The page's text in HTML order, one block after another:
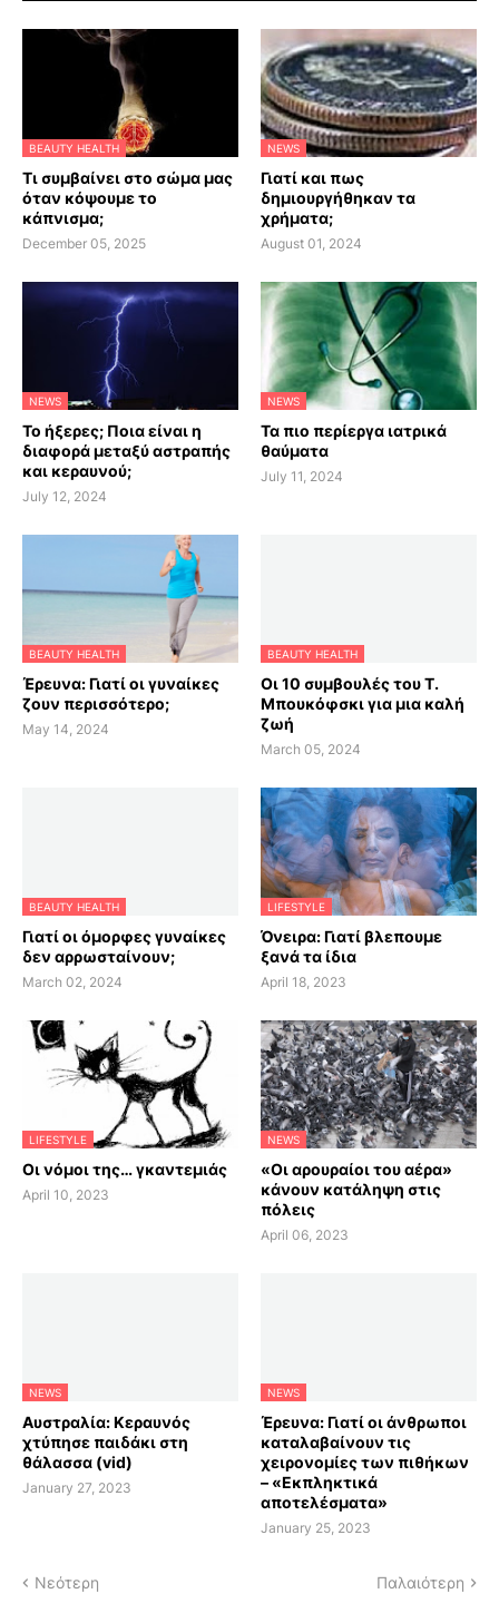
BEAUTY HEALTH
Τι συμβαίνει στο σώμα μας
όταν κόψουμε το
κάπνισμα;
December 05, 2025
NEWS
Γιατί και πως
δημιουργήθηκαν τα
χρήματα;
August 01, 2024
NEWS
Το ήξερες; Ποια είναι η
διαφορά μεταξύ αστραπής
και κεραυνού;
July 12, 2024
NEWS
Τα πιο περίεργα ιατρικά
θαύματα
July 11, 2024
BEAUTY HEALTH
Έρευνα: Γιατί οι γυναίκες
ζουν περισσότερο;
May 14, 2024
BEAUTY HEALTH
Οι 10 συμβουλές του Τ.
Μπουκόφσκι για μια καλή
ζωή
March 05, 2024
BEAUTY HEALTH
Γιατί οι όμορφες γυναίκες
δεν αρρωσταίνουν;
March 02, 2024
LIFESTYLE
Όνειρα: Γιατί βλεπουμε
ξανά τα ίδια
April 18, 2023
LIFESTYLE
Οι νόμοι της… γκαντεμιάς
April 10, 2023
NEWS
«Οι αρουραίοι του αέρα»
κάνουν κατάληψη στις
πόλεις
April 06, 2023
NEWS
Αυστραλία: Κεραυνός
χτύπησε παιδάκι στη
θάλασσα (vid)
January 27, 2023
NEWS
Έρευνα: Γιατί οι άνθρωποι
καταλαβαίνουν τις
χειρονομίες των πιθήκων
– «Εκπληκτικά
αποτελέσματα»
January 25, 2023
Νεότερη Παλαιότερη